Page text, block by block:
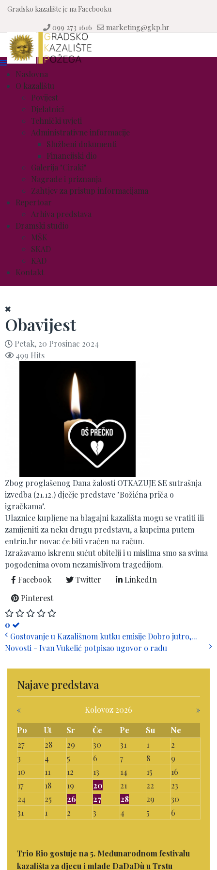
Gradsko kazalište je na Facebooku
099 273 1616 marketing@gkp.hr
Naslovna
O kazalištu
Povijest
Djelatnici
Tehnički uvjeti
Administrativne informacije
Službeni dokumenti
Financijski dio
Galerija "Ciraki"
Nagrade i priznanja
Zahtjev za pristup informacijama
Repertoar
Arhiva predstava
Dramski studio
MŠK
SKAD
KAD
Kontakt
Obavijest
Petak, 20 Prosinac 2024
499 Hits
Zbog proglašenog Dana žalosti OTKAZUJE SE sutrašnja
izvedba (21.12.) dječje predstave "Božićna priča o
igračkama".
Ulaznice kupljene na blagajni kazališta mogu se vratiti ili
zamijeniti za neku drugu predstavu, a kupcima putem
entrio.hr novac će biti vraćen na račun.
Izražavamo iskrenu sućut obitelji i u mislima smo sa svima
pogođenima ovom nezamislivom tragedijom.
Facebook
Twitter
LinkedIn
Pinterest
0
Gostovanje u Kazališnom kutku emisije Dobro jutro,...
Novosti - Ivan Vukelić potpisao ugovor o radu
Najave predstava
« Kolovoz 2026
»
Po
Ut Sr Če Pe Su
Ne
27
28 29 30 31 1
2
3
4 5 6 7 8
9
10
11 12 13 14 15
16
17
18 19 20 21 22
23
24
25 26 27 28 29
30
31
1 2 3 4 5 6
Trio Rio gostuje na 5. Međunarodnom festivalu
kazališta za djecu i mlade DaDaDù u Trstu